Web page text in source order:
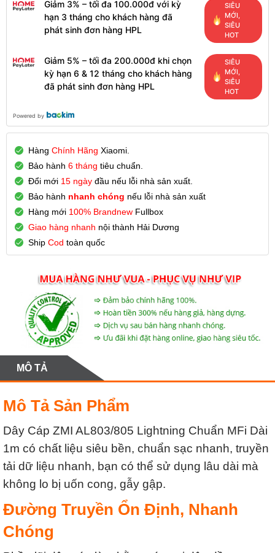
Giảm 3% – tối đa 100.000đ với kỳ
hạn 3 tháng cho khách hàng đã
phát sinh đơn hàng HPL
SIÊU
MỚI,
SIÊU
HOT
Giảm 5% – tối đa 200.000đ khi chọn
kỳ hạn 6 & 12 tháng cho khách hàng
đã phát sinh đơn hàng HPL
SIÊU
MỚI,
SIÊU
HOT
Powered by
Hàng Chính Hãng Xiaomi.
Bảo hành 6 tháng tiêu chuẩn.
Đổi mới 15 ngày đầu nếu lỗi nhà sản xuất.
Bảo hành nhanh chóng nếu lỗi nhà sản xuất
Hàng mới 100% Brandnew Fullbox
Giao hàng nhanh nội thành Hải Dương
Ship Cod toàn quốc
MÔ TẢ
Mô Tả Sản Phẩm
Dây Cáp ZMI AL803/805 Lightning Chuẩn MFi Dài
1m có chất liệu siêu bền, chuẩn sạc nhanh, truyền
tải dữ liệu nhanh, bạn có thể sử dụng lâu dài mà
không lo bị uốn cong, gẫy gập.
Đường Truyền Ổn Định, Nhanh
Chóng